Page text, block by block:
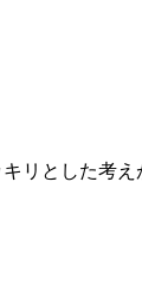
リとした考え